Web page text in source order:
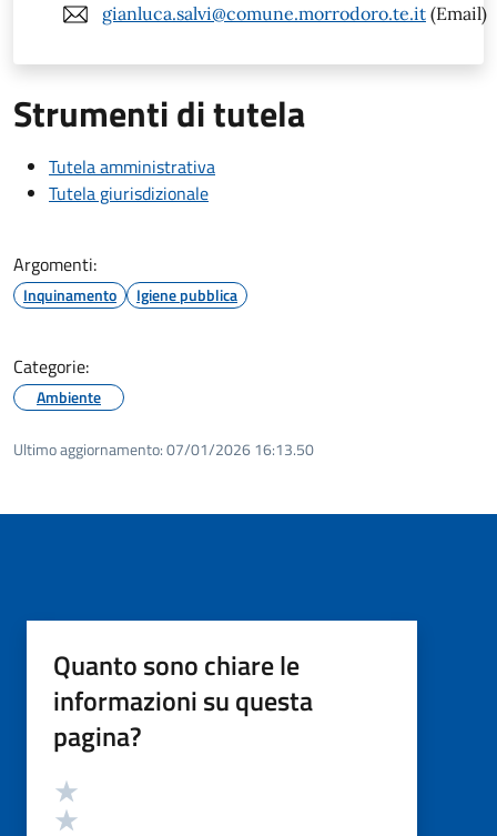
gianluca.salvi@comune.morrodoro.te.it (Email)
Strumenti di tutela
Tutela amministrativa
Tutela giurisdizionale
Argomenti:
Inquinamento Igiene pubblica
Categorie:
Ambiente
Ultimo aggiornamento:07/01/2026 16:13.50
Quanto sono chiare le
informazioni su questa
pagina?
Valutazione